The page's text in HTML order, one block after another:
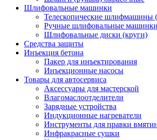
Шлифовальные машинки
Телескопические
Ручные шлифовальные машинки
Шлифовальные диски (круги)
Средства защиты
Инъекция бетона
Пакер для инъектирования
Инъекционные насосы
Товары для автосервиса
Аксессуары для мастерской
Влагомаслоотделители
Зарядные устройства
Индукционные нагреватели
Инструменты для правки
Инфракрасные сушки